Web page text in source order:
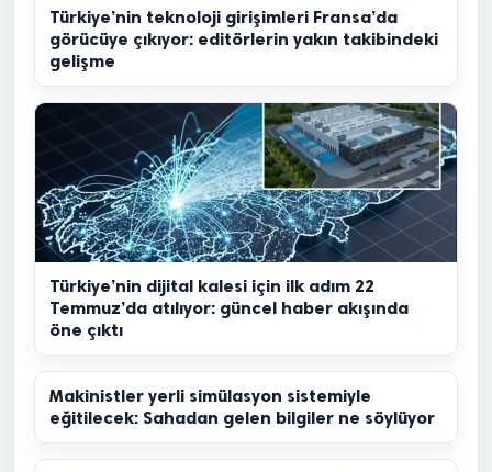
Türkiye’nin teknoloji girişimleri Fransa’da
görücüye çıkıyor: editörlerin yakın takibindeki
gelişme
Türkiye’nin dijital kalesi için ilk adım 22
Temmuz’da atılıyor: güncel haber akışında
öne çıktı
Makinistler yerli simülasyon sistemiyle
eğitilecek: Sahadan gelen bilgiler ne söylüyor